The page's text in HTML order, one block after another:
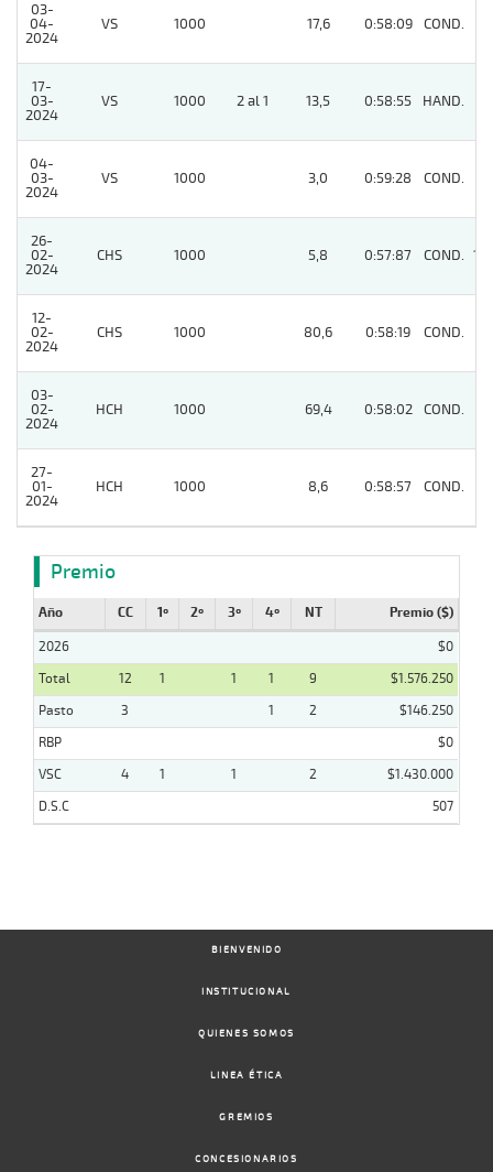
03-
04-
2024
VS 1000 17,6 0:58:09 COND.
17-
03-
2024
VS 1000 2 al 1 13,5 0:58:55 HAND.
04-
03-
2024
VS 1000 3,0 0:59:28 COND.
26-
02-
2024
CHS 1000 5,8 0:57:87 COND. 10
12-
02-
2024
CHS 1000 80,6 0:58:19 COND.
03-
02-
2024
HCH 1000 69,4 0:58:02 COND.
27-
01-
2024
HCH 1000 8,6 0:58:57 COND.
Premio
Año CC 1º 2º 3º 4º NT Premio ($)
2026
$0
Total
12 1 1 1 9
$1.576.250
Pasto
3 1 2
$146.250
RBP
$0
VSC
4 1 1 2
$1.430.000
D.S.C
507
BIENVENIDO
INSTITUCIONAL
QUIENES SOMOS
LINEA ÉTICA
GREMIOS
CONCESIONARIOS